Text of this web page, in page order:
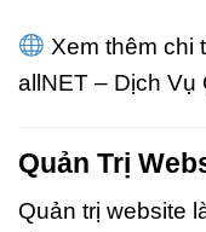
Xem thêm chi
allNET – Dịch Vụ
Quản Trị
Quản trị website